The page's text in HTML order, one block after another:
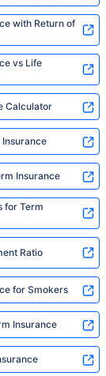
with Return of
vs Life
Calculator
Insurance
for Term
Ratio
for Smokers
Insurance